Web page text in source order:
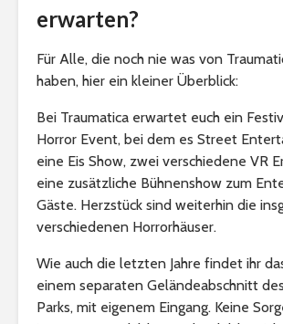
erwarten?
Für Alle, die noch nie was von
haben, hier ein kleiner Überblick:
Bei Traumatica erwartet euch ein
Horror Event, bei dem es Street
eine Eis Show, zwei verschiedene VR
eine zusätzliche Bühnenshow zum
Gäste. Herzstück sind weiterhin die
verschiedenen Horrorhäuser.
Wie auch die letzten Jahre findet ihr
einem separaten Geländeabschnitt
Parks, mit eigenem Eingang. Keine